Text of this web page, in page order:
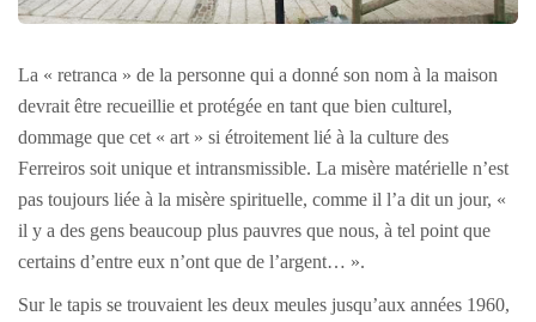
La « retranca » de la personne qui a donné son nom à la maison
devrait être recueillie et protégée en tant que bien culturel,
dommage que cet « art » si étroitement lié à la culture des
Ferreiros soit unique et intransmissible. La misère matérielle n’est
pas toujours liée à la misère spirituelle, comme il l’a dit un jour, «
il y a des gens beaucoup plus pauvres que nous, à tel point que
certains d’entre eux n’ont que de l’argent… ».
Sur le tapis se trouvaient les deux meules jusqu’aux années 1960,